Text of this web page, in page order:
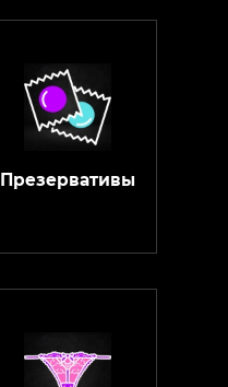
Презервативы